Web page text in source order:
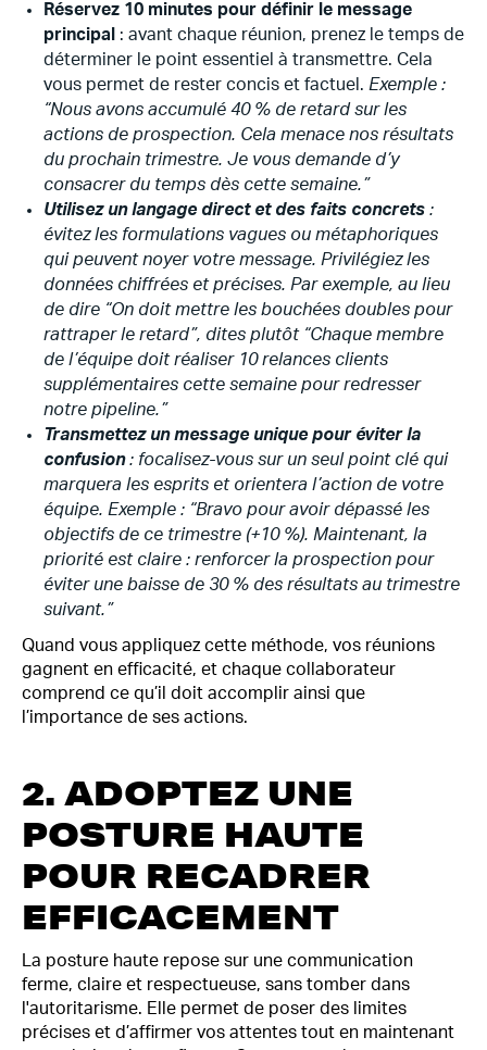
Réservez 10 minutes pour définir le message
principal
: avant chaque réunion, prenez le temps de
déterminer le point essentiel à transmettre. Cela
vous permet de rester concis et factuel. Exemple :
“Nous avons accumulé 40 % de retard sur les
actions de prospection. Cela menace nos résultats
du prochain trimestre. Je vous demande d’y
consacrer du temps dès cette semaine.”
Utilisez un langage direct et des faits concrets :
évitez les formulations vagues ou métaphoriques
qui peuvent noyer votre message. Privilégiez les
données chiffrées et précises. Par exemple, au lieu
de dire “On doit mettre les bouchées doubles pour
rattraper le retard”, dites plutôt “Chaque membre
de l’équipe doit réaliser 10 relances clients
supplémentaires cette semaine pour redresser
notre pipeline.”
Transmettez un message unique pour éviter la
confusion: focalisez-vous sur un seul point clé qui
marquera les esprits et orientera l’action de votre
équipe. Exemple : “Bravo pour avoir dépassé les
objectifs de ce trimestre (+10 %). Maintenant, la
priorité est claire : renforcer la prospection pour
éviter une baisse de 30 % des résultats au trimestre
suivant.”
Quand vous appliquez cette méthode, vos réunions
gagnent en efficacité, et chaque collaborateur
comprend ce qu’il doit accomplir ainsi que
l’importance de ses actions.
2. ADOPTEZ UNE
POSTURE HAUTE
POUR RECADRER
EFFICACEMENT
La posture haute repose sur une communication
ferme, claire et respectueuse, sans tomber dans
l'autoritarisme. Elle permet de poser des limites
précises et d’affirmer vos attentes tout en maintenant